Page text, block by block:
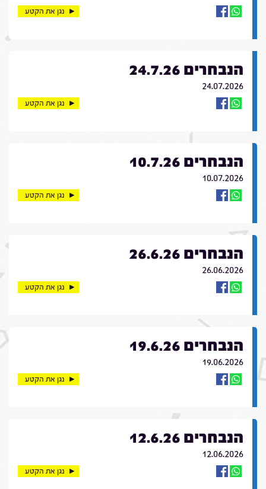
נגן את הקטע
הנבחרים 24.7.26
24.07.2026
נגן את הקטע
הנבחרים 10.7.26
10.07.2026
נגן את הקטע
הנבחרים 26.6.26
26.06.2026
נגן את הקטע
הנבחרים 19.6.26
19.06.2026
נגן את הקטע
הנבחרים 12.6.26
12.06.2026
נגן את הקטע